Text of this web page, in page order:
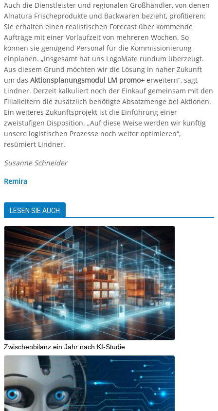
Auch die Dienstleister und regionalen Großhändler, von denen
Alnatura Frischeprodukte und Backwaren bezieht, profitieren:
Sie erhalten einen realistischen Forecast über kommende
Aufträge mit einer Vorlaufzeit von mehreren Wochen. So
können sie genügend Personal für die Kommissionierung
einplanen. „Insgesamt hat uns LogoMate rundum überzeugt.
Aus diesem Grund möchten wir die Lösung in naher Zukunft
um das Aktionsplanungsmodul LM promo+ erweitern“, sagt
Lindner. Derzeit kalkuliert noch der Einkauf gemeinsam mit den
Filialleitern die zusätzlich benötigte Absatzmenge bei Aktionen.
Ein weiteres Zukunftsprojekt ist die Einführung einer
zweistufigen Disposition. „Auf diese Weise werden wir künftig
unsere logistischen Prozesse noch weiter optimieren“,
resümiert Lindner.
Susanne Schneider
Remira
LESEN SIE AUCH
Zwischenbilanz ein Jahr nach KI-Studie